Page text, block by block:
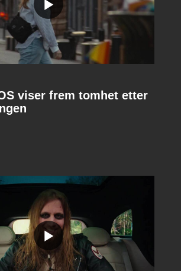
viser frem tomhet etter